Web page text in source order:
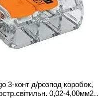
3-конт д/розпод коробок,
0,02-4,00мм2